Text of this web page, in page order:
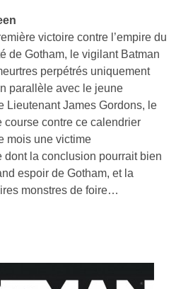
victoire contre l’empire du
de Gotham, le vigilant Batman
perpétrés uniquement
parallèle avec le jeune
Lieutenant James Gordons, le
contre ce calendrier
mois une victime
la conclusion pourrait bien
espoir de Gotham, et la
monstres de foire…